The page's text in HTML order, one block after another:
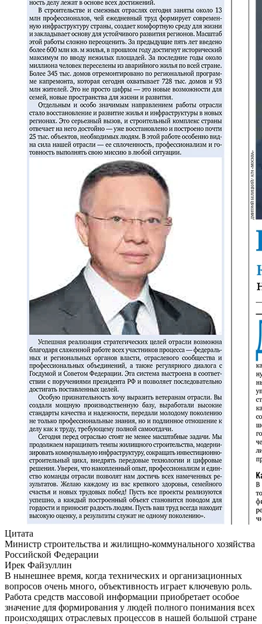
Цитата
Министр строительства и жилищно-коммунального хозяйства
Российской Федерации
Ирек Файзуллин
В нынешнее время, когда технических и организационных
вопросов очень много, объективность играет ключевую роль.
Работа средств массовой информации приобретает особое
значение для формирования у людей полного понимания всех
происходящих отраслевых процессов в нашей большой стране